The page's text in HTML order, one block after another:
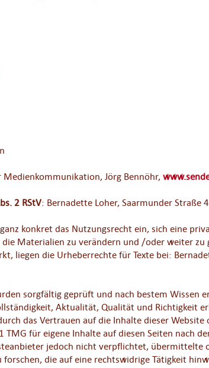
Medienkommunikation, Jörg Bennöhr,
2 RStV: Bernadette Loher, Saarmunder Straße
konkret das Nutzungsrecht ein, sich eine
Materialien zu verändern und /oder weiter zu
liegen die Urheberrechte für Texte bei:
sorgfältig geprüft und nach bestem Wissen
Aktualität, Qualität und Richtigkeit
das Vertrauen auf die Inhalte dieser Website
für eigene Inhalte auf diesen Seiten nach
jedoch nicht verpflichtet, übermittelte
die auf eine rechtswidrige Tätigkeit